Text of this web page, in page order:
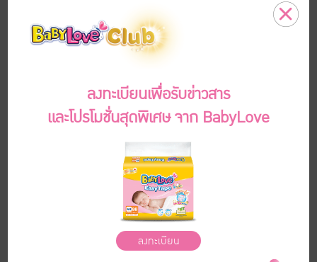
เหตุผลของความน่าเลิฟ